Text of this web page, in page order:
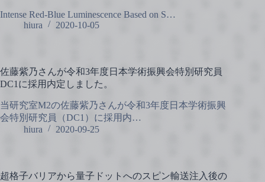
Intense Red-Blue Luminescence Based on S…
hiura
2020-10-05
佐藤紫乃さんが令和3年度日本学術振興会特別研究員
DC1に採用内定しました。
当研究室M2の佐藤紫乃さんが令和3年度日本学術振興
会特別研究員（DC1）に採用内…
hiura
2020-09-25
超格子バリアから量子ドットへのスピン輸送注入後の